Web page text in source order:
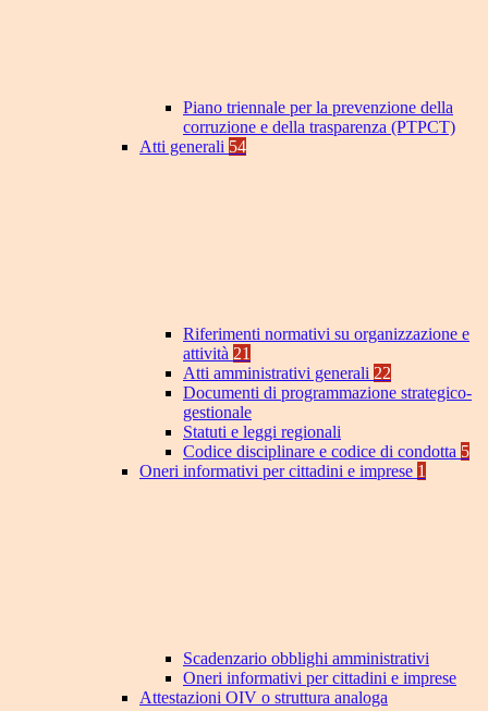
Piano triennale per la prevenzione della
corruzione e della trasparenza (PTPCT)
Atti generali 54
Riferimenti normativi su organizzazione e
attività 21
Atti amministrativi generali 22
Documenti di programmazione strategico-
gestionale
Statuti e leggi regionali
Codice disciplinare e codice di condotta 5
Oneri informativi per cittadini e imprese 1
Scadenzario obblighi amministrativi
Oneri informativi per cittadini e imprese
Attestazioni OIV o struttura analoga